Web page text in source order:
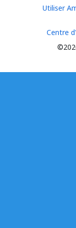
Utiliser
Centre